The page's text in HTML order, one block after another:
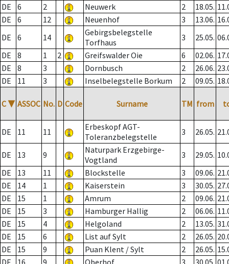
DE
6 2 Neuwerk 2 18.05.
DE
6 12 Neuenhof 3 13.06.
DE
6 14
Gebirgsbelegstelle
Torfhaus
3 25.05.
DE
8 1 2 Greifswalder Oie 6 02.06.
DE
8 3 Dornbusch 2 26.06.
DE
11 3 Inselbelegstelle Borkum 2 09.05.
C ▼ ASSOC No. D Code Surname TM from
DE 11 11
Erbeskopf AGT-
Toleranzbelegstelle
3 26.05.
DE 13 9
Naturpark Erzgebirge-
Vogtland
3 29.05.
DE
13 11 Blockstelle 3 09.06.
DE
14 1 Kaiserstein 3 30.05.
DE
15 1 Amrum 2 09.06.
DE
15 3 Hamburger Hallig 2 06.06.
DE
15 4 Helgoland 2 13.05.
DE
15 6 List auf Sylt 2 26.05.
DE
15 9 Puan Klent / Sylt 2 26.05.